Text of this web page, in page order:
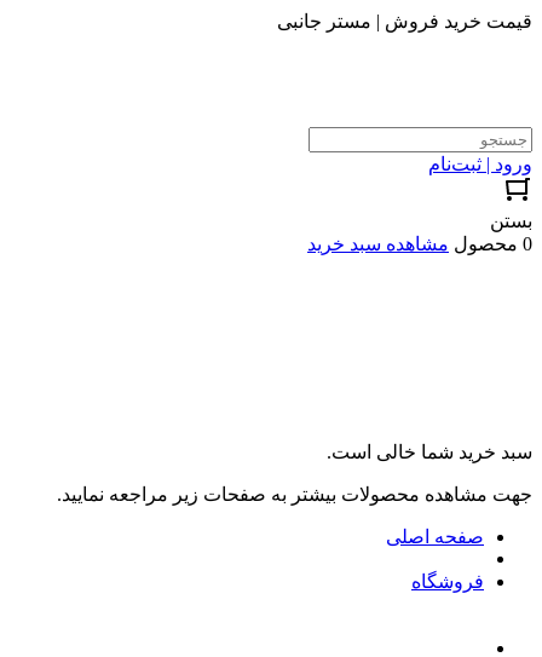
قیمت خرید فروش | مستر جانبی
ورود | ثبت‌نام
بستن
0 محصول
مشاهده سبد خرید
سبد خرید شما خالی است.
جهت مشاهده محصولات بیشتر به صفحات زیر مراجعه نمایید.
صفحه اصلی
فروشگاه